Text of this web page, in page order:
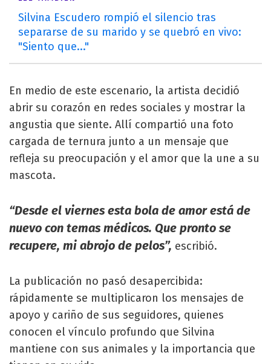
Silvina Escudero rompió el silencio tras
separarse de su marido y se quebró en vivo:
"Siento que..."
En medio de este escenario, la artista decidió
abrir su corazón en redes sociales y mostrar la
angustia que siente. Allí compartió una foto
cargada de ternura junto a un mensaje que
refleja su preocupación y el amor que la une a su
mascota.
“Desde el viernes esta bola de amor está de
nuevo con temas médicos. Que pronto se
recupere, mi abrojo de pelos”, escribió.
La publicación no pasó desapercibida:
rápidamente se multiplicaron los mensajes de
apoyo y cariño de sus seguidores, quienes
conocen el vínculo profundo que Silvina
mantiene con sus animales y la importancia que